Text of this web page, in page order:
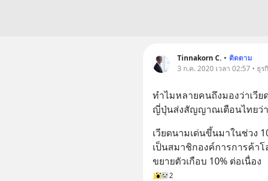
Tinnakorn C. • ติดตาม
3 ก.ค. 2020 เวลา 02:57 • ธุร
ทำไมหลายคนถึงมองว่าเวีย
ญี่ปุ่นส่งสัญญาณเตือนไทยว่
เวียดนามเด่นขึ้นมาในช่วง
เป็นสมาชิกองค์การการค้าโ
ขยายตัวเกือบ 10% ต่อเนื่อง
2